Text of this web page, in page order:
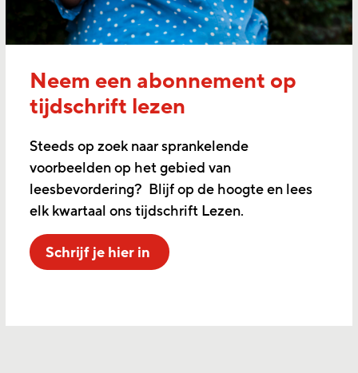
Neem een abonnement op
tijdschrift lezen
Steeds op zoek naar sprankelende
voorbeelden op het gebied van
leesbevordering? Blijf op de hoogte en lees
elk kwartaal ons tijdschrift Lezen.
Schrijf je hier in